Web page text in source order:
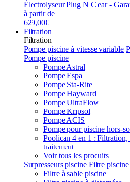
Électrolyseur Plug N Clear -
à partir de
629,00€
Filtration
Filtration
Pompe piscine à vitesse variable
Pompe piscine
Pompe Astral
Pompe Espa
Pompe Sta-Rite
Pompe Hayward
Pompe UltraFlow
Pompe Kripsol
Pompe ACIS
Pompe pour piscine hors-
Poolican 4 en 1 : Filtration,
traitement
Voir tous les produits
Surpresseurs piscine Filtre piscine
Filtre à sable piscine